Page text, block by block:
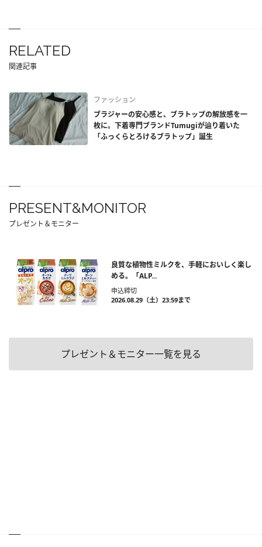
RELATED
関連記事
ファッション
ブラジャーの安心感と、ブラトップの解放感を一
枚に。下着専門ブランドTumugiが辿り着いた
「ふっくらとろけるブラトップ」誕生
PRESENT&MONITOR
プレゼント＆モニター
良質な植物性ミルクを、手軽においしく楽し
める。「ALP...
申込締切
2026.08.29（土）23:59まで
プレゼント＆モニター一覧を見る